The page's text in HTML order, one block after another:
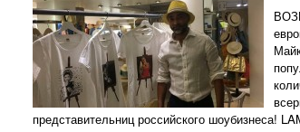
представительниц российского шоубизнеса!